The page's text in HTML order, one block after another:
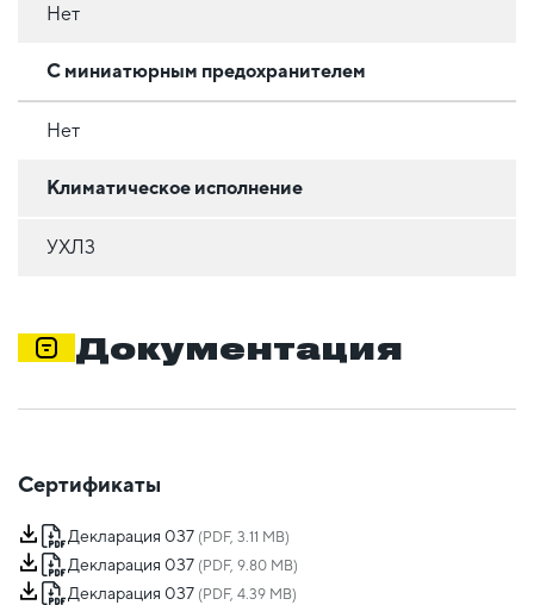
Нет
С миниатюрным предохранителем
Нет
Климатическое исполнение
УХЛ3
Документация
Сертификаты
Декларация 037 (PDF, 3.11 MB)
Декларация 037 (PDF, 9.80 MB)
Декларация 037 (PDF, 4.39 MB)